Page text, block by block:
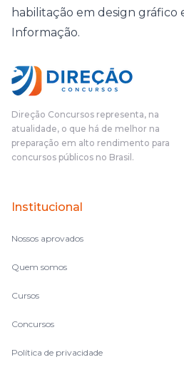
habilitação em design gráfico
Informação.
Direção Concursos representa, na
atualidade, o que há de melhor na
preparação em alto rendimento para
concursos públicos no Brasil.
Institucional
Nossos aprovados
Quem somos
Cursos
Concursos
Política de privacidade